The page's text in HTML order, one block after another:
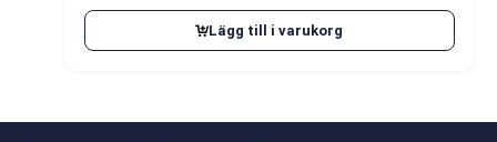
Lägg till i varukorg